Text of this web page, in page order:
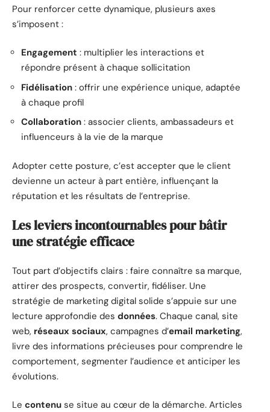
Pour renforcer cette dynamique, plusieurs axes
s’imposent :
Engagement : multiplier les interactions et
répondre présent à chaque sollicitation
Fidélisation : offrir une expérience unique, adaptée
à chaque profil
Collaboration : associer clients, ambassadeurs et
influenceurs à la vie de la marque
Adopter cette posture, c’est accepter que le client
devienne un acteur à part entière, influençant la
réputation et les résultats de l’entreprise.
Les leviers incontournables pour bâtir
une stratégie efficace
Tout part d’objectifs clairs : faire connaître sa marque,
attirer des prospects, convertir, fidéliser. Une
stratégie de marketing digital solide s’appuie sur une
lecture approfondie des données. Chaque canal, site
web, réseaux sociaux, campagnes d’email marketing,
livre des informations précieuses pour comprendre le
comportement, segmenter l’audience et anticiper les
évolutions.
Le contenu se situe au cœur de la démarche. Articles